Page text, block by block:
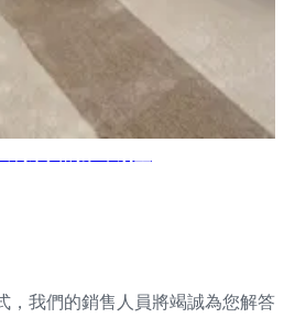
，我們的銷售人員將竭誠為您解答